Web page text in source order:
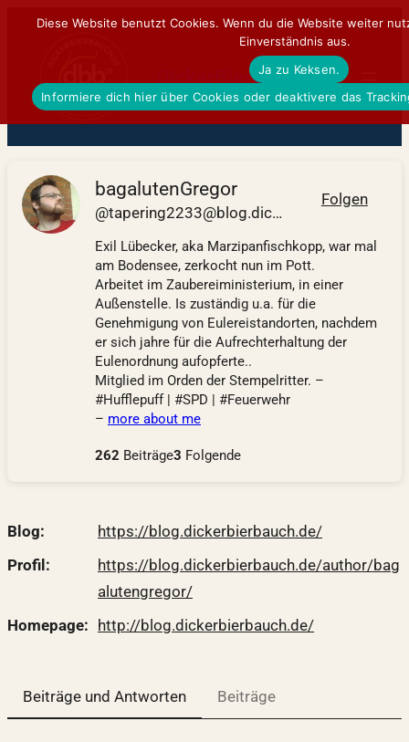
DickerBierBauchDE
bagalutenGregor
@tapering2233@blog.dickerbierbauch.de
Folgen
Exil Lübecker, aka Marzipanfischkopp, war mal
am Bodensee, zerkocht nun im Pott.
Arbeitet im Zaubereiministerium, in einer
Außenstelle. Is zuständig u.a. für die
Genehmigung von Eulereistandorten, nachdem
er sich jahre für die Aufrechterhaltung der
Eulenordnung aufopferte..
Mitglied im Orden der Stempelritter. –
#Hufflepuff | #SPD | #Feuerwehr
– more about me
262 Beiträge3 Folgende
Blog https://blog.dickerbierbauch.de/
Profil
https://blog.dickerbierbauch.de/author/bag
alutengregor/
Homepage
http://blog.dickerbierbauch.de/
Beiträge und Antworten Beiträge
Diese Website benutzt Cookies. Wenn du die Website weiter
Einverständnis aus.
Ja zu Keksen.
Informiere dich hier über Cookies oder deaktivere das